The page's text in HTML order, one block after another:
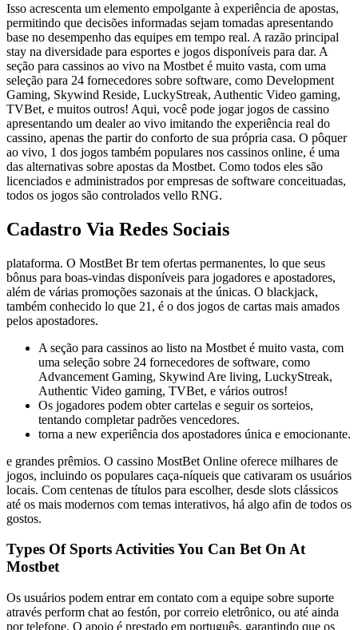
Isso acrescenta um elemento empolgante à experiência de apostas,
permitindo que decisões informadas sejam tomadas apresentando
base no desempenho das equipes em tempo real. A razão principal
stay na diversidade para esportes e jogos disponíveis para dar. A
seção para cassinos ao vivo na Mostbet é muito vasta, com uma
seleção para 24 fornecedores sobre software, como Development
Gaming, Skywind Reside, LuckyStreak, Authentic Video gaming,
TVBet, e muitos outros! Aqui, você pode jogar jogos de cassino
apresentando um dealer ao vivo imitando the experiência real do
cassino, apenas the partir do conforto de sua própria casa. O pôquer
ao vivo, 1 dos jogos também populares nos cassinos online, é uma
das alternativas sobre apostas da Mostbet. Como todos eles são
licenciados e administrados por empresas de software conceituadas,
todos os jogos são controlados vello RNG.
Cadastro Via Redes Sociais
plataforma. O MostBet Br tem ofertas permanentes, lo que seus
bônus para boas-vindas disponíveis para jogadores e apostadores,
além de várias promoções sazonais at the únicas. O blackjack,
também conhecido lo que 21, é o dos jogos de cartas mais amados
pelos apostadores.
A seção para cassinos ao listo na Mostbet é muito vasta, com
uma seleção sobre 24 fornecedores de software, como
Advancement Gaming, Skywind Are living, LuckyStreak,
Authentic Video gaming, TVBet, e vários outros!
Os jogadores podem obter cartelas e seguir os sorteios,
tentando completar padrões vencedores.
torna a new experiência dos apostadores única e emocionante.
e grandes prêmios. O cassino MostBet Online oferece milhares de
jogos, incluindo os populares caça-níqueis que cativaram os usuários
locais. Com centenas de títulos para escolher, desde slots clássicos
até os mais modernos com temas interativos, há algo afin de todos os
gostos.
Types Of Sports Activities You Can Bet On At
Mostbet
Os usuários podem entrar em contato com a equipe sobre suporte
através perform chat ao festón, por correio eletrônico, ou até ainda
por telefone. O apoio é prestado em português, garantindo que os